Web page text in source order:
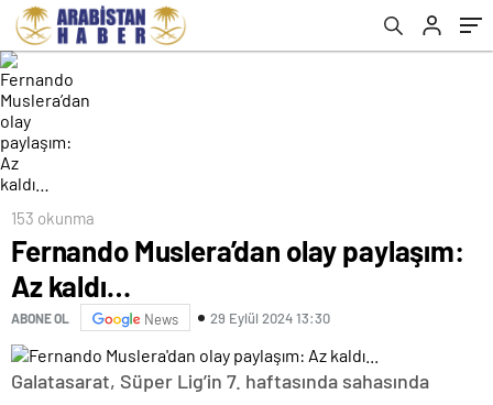
153 okunma
Fernando Muslera’dan olay paylaşım:
Az kaldı…
ABONE OL News 29 Eylül 2024 13:30
Galatasarat, Süper Lig’in 7. haftasında sahasında